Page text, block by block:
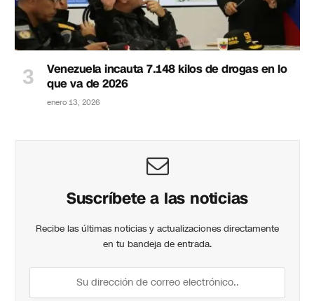
Venezuela incauta 7.148 kilos de drogas en lo
que va de 2026
enero 13, 2026
Suscríbete a las noticias
Recibe las últimas noticias y actualizaciones directamente
en tu bandeja de entrada.